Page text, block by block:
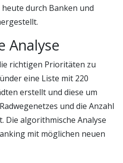
durch Banken und
Analyse
richtigen Prioritäten zu
eine Liste mit 220
erstellt und diese um
und die Anzahl
Die algorithmische Analyse
mit möglichen neuen